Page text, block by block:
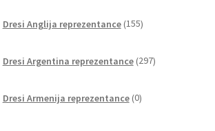
Dresi Anglija reprezentance 155izdelkov
Dresi Argentina reprezentance 297izdelkov
Dresi Armenija reprezentance 0izdelkov